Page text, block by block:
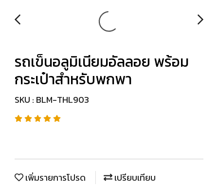
รถเข็นอลูมิเนียมอัลลอย พร้อม
กระเป๋าสำหรับพกพา
SKU : BLM-THL903
เพิ่มรายการโปรด
เปรียบเทียบ